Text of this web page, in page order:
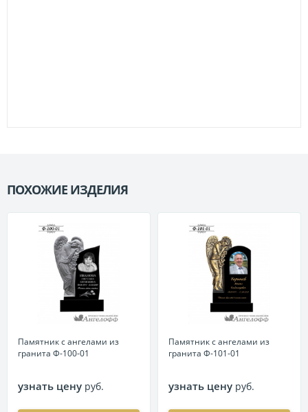
ПОХОЖИЕ ИЗДЕЛИЯ
Памятник с ангелами из
гранита Ф-100-01
узнать цену руб.
Памятник с ангелами из
гранита Ф-101-01
узнать цену руб.